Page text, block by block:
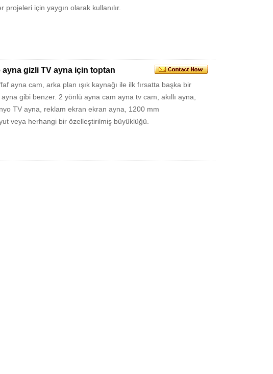
için yaygın olarak kullanılır.
gizli TV ayna için toptan
ayna cam, arka plan ışık kaynağı ile ilk fırsatta başka bir
gibi benzer. 2 yönlü ayna cam ayna tv cam, akıllı ayna,
TV ayna, reklam ekran ekran ayna, 1200 mm
veya herhangi bir özelleştirilmiş büyüklüğü.